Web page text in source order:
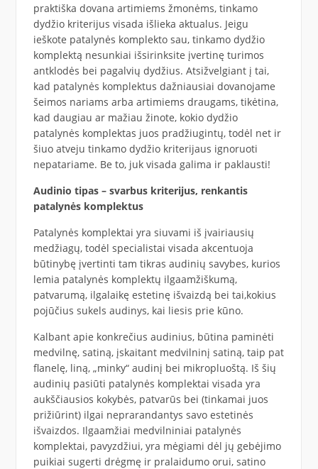
praktiška dovana artimiems žmonėms, tinkamo
dydžio kriterijus visada išlieka aktualus. Jeigu
ieškote patalynės komplekto sau, tinkamo dydžio
komplektą nesunkiai išsirinksite įvertinę turimos
antklodės bei pagalvių dydžius. Atsižvelgiant į tai,
kad patalynės komplektus dažniausiai dovanojame
šeimos nariams arba artimiems draugams, tikėtina,
kad daugiau ar mažiau žinote, kokio dydžio
patalynės komplektas juos pradžiugintų, todėl net ir
šiuo atveju tinkamo dydžio kriterijaus ignoruoti
nepatariame. Be to, juk visada galima ir paklausti!
Audinio tipas – svarbus kriterijus, renkantis
patalynės komplektus
Patalynės komplektai yra siuvami iš įvairiausių
medžiagų, todėl specialistai visada akcentuoja
būtinybę įvertinti tam tikras audinių savybes, kurios
lemia patalynės komplektų ilgaamžiškumą,
patvarumą, ilgalaikę estetinę išvaizdą bei tai,kokius
pojūčius sukels audinys, kai liesis prie kūno.
Kalbant apie konkrečius audinius, būtina paminėti
medvilnę, satiną, įskaitant medvilninį satiną, taip pat
flanelę, liną, „minky“ audinį bei mikropluoštą. Iš šių
audinių pasiūti patalynės komplektai visada yra
aukščiausios kokybės, patvarūs bei (tinkamai juos
prižiūrint) ilgai neprarandantys savo estetinės
išvaizdos. Ilgaamžiai medvilniniai patalynės
komplektai, pavyzdžiui, yra mėgiami dėl jų gebėjimo
puikiai sugerti drėgmę ir pralaidumo orui, satino